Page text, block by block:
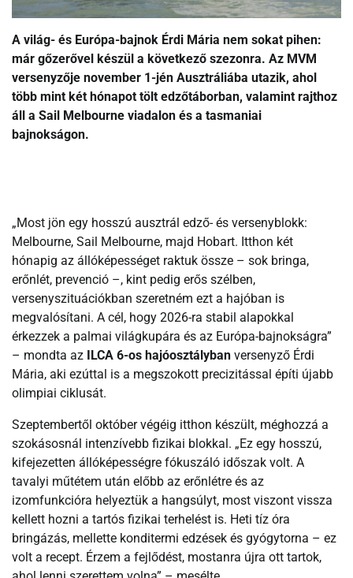
A világ- és Európa-bajnok Érdi Mária nem sokat pihen:
már gőzerővel készül a következő szezonra. Az MVM
versenyzője november 1-jén Ausztráliába utazik, ahol
több mint két hónapot tölt edzőtáborban, valamint rajthoz
áll a Sail Melbourne viadalon és a tasmaniai
bajnokságon.
„Most jön egy hosszú ausztrál edző- és versenyblokk:
Melbourne, Sail Melbourne, majd Hobart. Itthon két
hónapig az állóképességet raktuk össze – sok bringa,
erőnlét, prevenció –, kint pedig erős szélben,
versenyszituációkban szeretném ezt a hajóban is
megvalósítani. A cél, hogy 2026-ra stabil alapokkal
érkezzek a palmai világkupára és az Európa-bajnokságra”
– mondta az ILCA 6-os hajóosztályban versenyző Érdi
Mária, aki ezúttal is a megszokott precizitással építi újabb
olimpiai ciklusát.
Szeptembertől október végéig itthon készült, méghozzá a
szokásosnál intenzívebb fizikai blokkal. „Ez egy hosszú,
kifejezetten állóképességre fókuszáló időszak volt. A
tavalyi műtétem után előbb az erőnlétre és az
izomfunkcióra helyeztük a hangsúlyt, most viszont vissza
kellett hozni a tartós fizikai terhelést is. Heti tíz óra
bringázás, mellette konditermi edzések és gyógytorna – ez
volt a recept. Érzem a fejlődést, mostanra újra ott tartok,